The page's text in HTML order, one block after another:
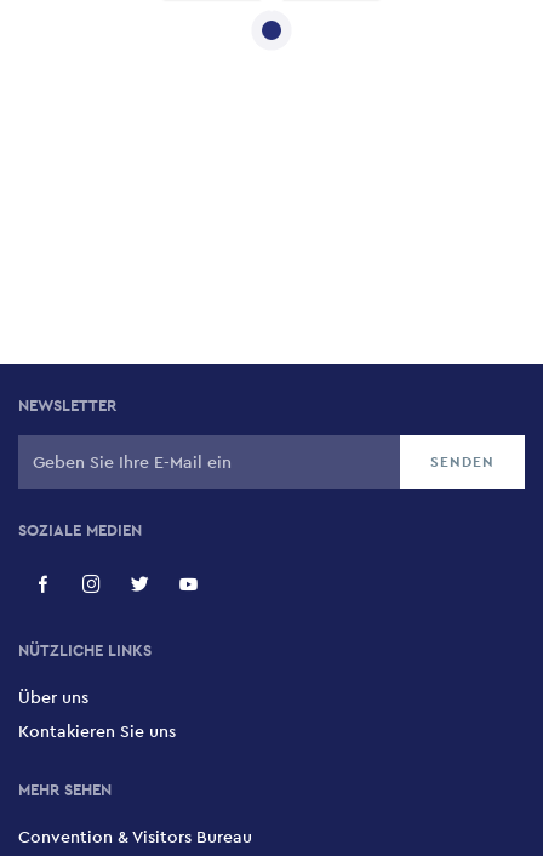
NEWSLETTER
SOZIALE MEDIEN
NÜTZLICHE LINKS
Über uns
Kontakieren Sie uns
MEHR SEHEN
Convention & Visitors Bureau